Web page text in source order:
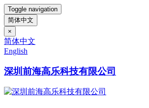
Toggle navigation
简体中文
×
简体中文
English
深圳前海高乐科技有限公司